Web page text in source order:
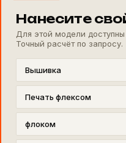
Нанесите
Для этой модели доступны
Точный расчёт по запросу.
Вышивка
Печать флексом
флоком